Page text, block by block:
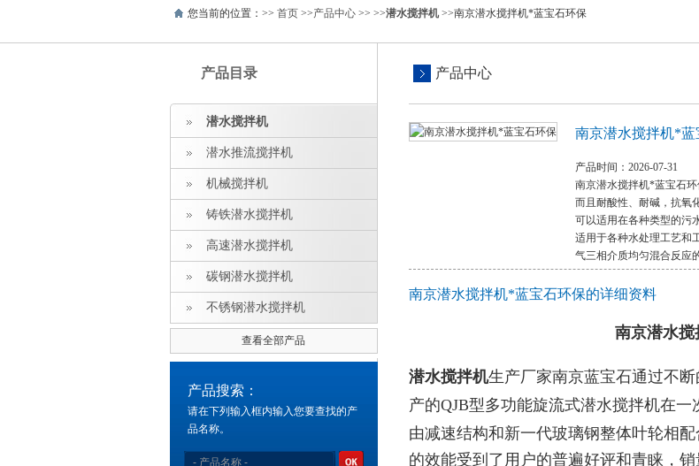
您当前的位置：>> 首页 >>产品中心 >> >>潜水搅拌机>>南京潜水搅拌机*蓝宝石环保
产品目录
潜水搅拌机
潜水推流搅拌机
机械搅拌机
铸铁潜水搅拌机
高速潜水搅拌机
碳钢潜水搅拌机
不锈钢潜水搅拌机
查看全部产品
产品搜索：
请在下列输入框内输入您要查找的产
品名称。
产品中心
南京潜水搅拌机*蓝
产品时间：2026-07-31
南京潜水搅拌机*蓝宝石环
而且耐酸性、耐碱，抗氧
可以适用在各种类型的污
适用于各种水处理工艺和
气三相介质均匀混合反应
南京潜水搅拌机*蓝宝石环保的详细资料
南京潜水
潜水搅拌机生产厂家南京蓝宝石通过不
产的QJB型多功能旋流式潜水搅拌机在
由减速结构和新一代玻璃钢整体叶轮相
的效能受到了用户的普遍好评和青睐，销